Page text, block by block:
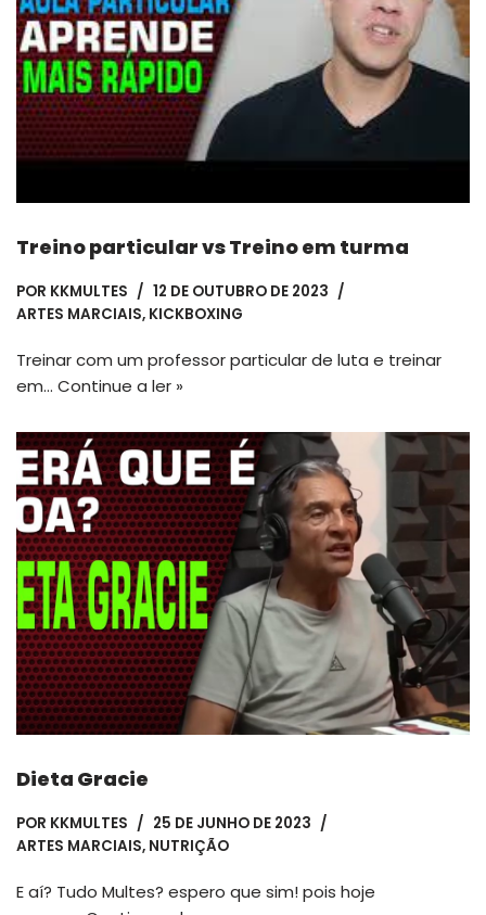
Treino particular vs Treino em turma
POR KKMULTES
12 DE OUTUBRO DE 2023
ARTES MARCIAIS, KICKBOXING
Treinar com um professor particular de luta e treinar
em… Continue a ler »
Dieta Gracie
POR KKMULTES
25 DE JUNHO DE 2023
ARTES MARCIAIS, NUTRIÇÃO
E aí? Tudo Multes? espero que sim! pois hoje